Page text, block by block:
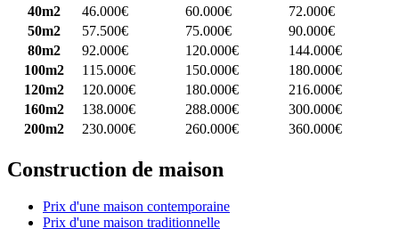
40m2
46.000€ 60.000€
72.000€
50m2
57.500€ 75.000€
90.000€
80m2
92.000€ 120.000€
144.000€
100m2
115.000€ 150.000€
180.000€
120m2
120.000€ 180.000€
216.000€
160m2
138.000€ 288.000€
300.000€
200m2
230.000€ 260.000€ 360.000€
Construction de maison
Prix d'une maison contemporaine
Prix d'une maison traditionnelle